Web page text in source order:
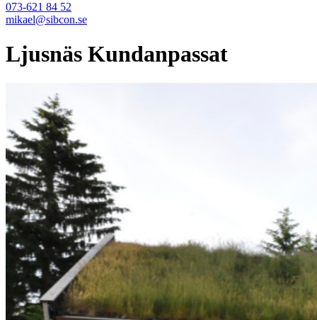
073-621 84 52
mikael@sibcon.se
Ljusnäs Kundanpassat